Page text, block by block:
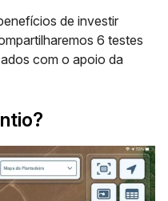
de investir
6 testes
com o apoio da